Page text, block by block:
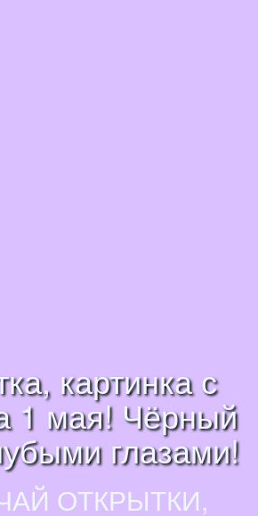
картинка с
1 мая! Чёрный
глазами!
ОТКРЫТКИ,